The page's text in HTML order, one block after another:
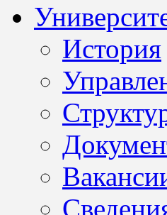
История